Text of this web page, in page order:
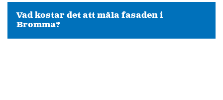
Vad kostar det att måla fasaden i
Bromma?